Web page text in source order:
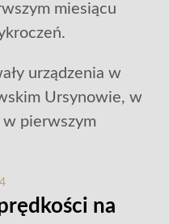
miesiącu
urządzenia w
Ursynowie, w
w pierwszym
na